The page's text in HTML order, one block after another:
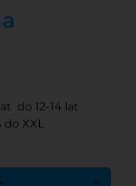
do 12-14 lat
XXL